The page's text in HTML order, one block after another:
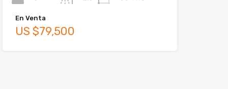
En Venta
US $79,500